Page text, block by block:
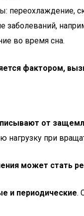
переохлаждение,
заболеваний,
во время сна.
фактором,
от
при
может стать
и периодические.